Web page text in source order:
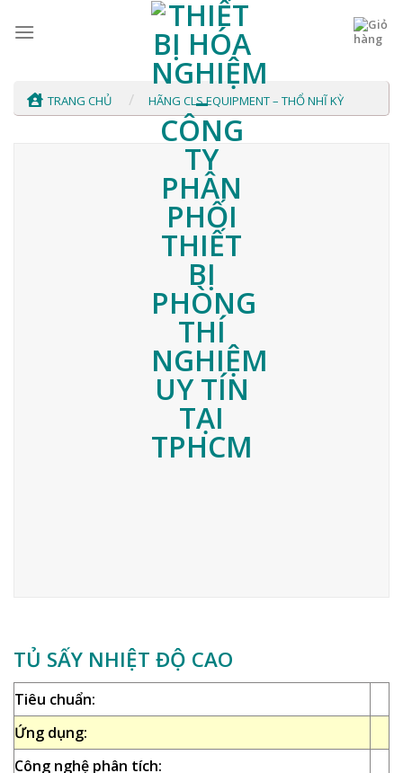
TRANG CHỦ / HÃNG CLS EQUIPMENT – THỔ NHĨ KỲ
TỦ SẤY NHIỆT ĐỘ CAO
Tiêu chuẩn:
Ứng dụng:
Công nghệ phân tích: